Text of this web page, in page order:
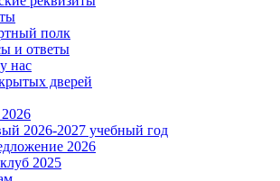
полк
и ответы
нас
дверей
2026-2027 учебный год
2026
2025